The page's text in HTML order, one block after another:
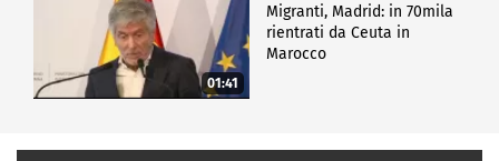
01:41
Migranti, Madrid: in 70mila
rientrati da Ceuta in
Marocco